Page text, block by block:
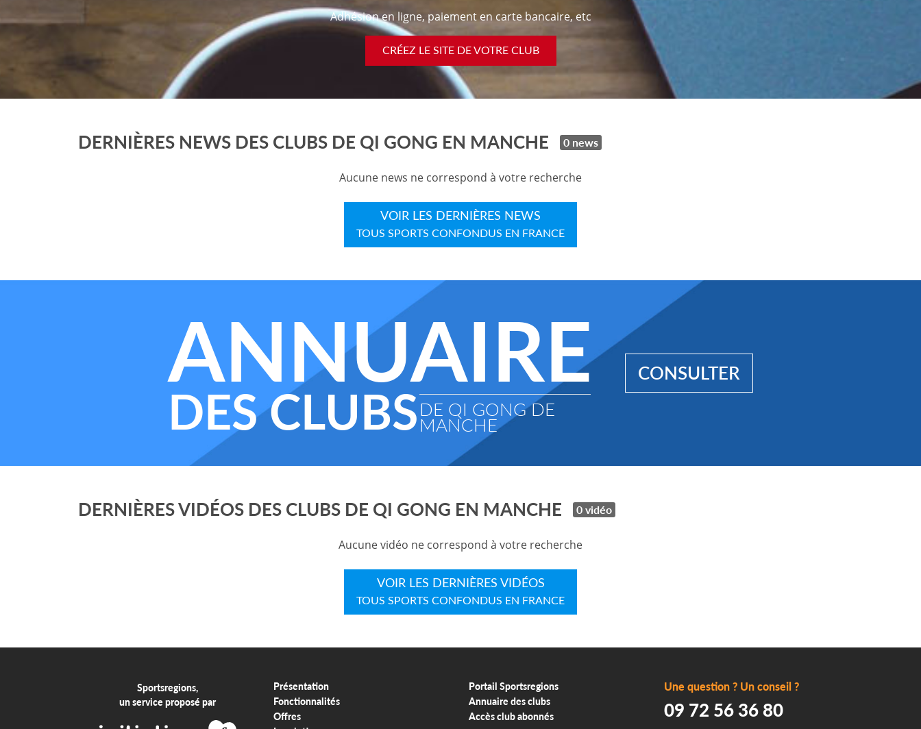
Adhésion en ligne, paiement en carte bancaire, etc
CRÉEZ LE SITE DE VOTRE CLUB
DERNIÈRES NEWS DES CLUBS DE QI GONG EN MANCHE 0 news
Aucune news ne correspond à votre recherche
VOIR LES DERNIÈRES NEWS
TOUS SPORTS CONFONDUS EN FRANCE
ANNUAIRE
DES CLUBSDE QI GONG DE
MANCHE
CONSULTER
DERNIÈRES VIDÉOS DES CLUBS DE QI GONG EN MANCHE 0 vidéo
Aucune vidéo ne correspond à votre recherche
VOIR LES DERNIÈRES VIDÉOS
TOUS SPORTS CONFONDUS EN FRANCE
Sportsregions,
un service proposé par
Présentation
Fonctionnalités
Offres
Portail Sportsregions
Annuaire des clubs
Accès club abonnés
Une question ? Un conseil ?
09 72 56 36 80